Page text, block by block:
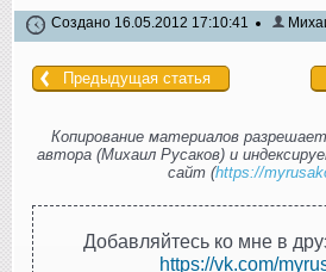
Создано 16.05.2012 17:10:41
Предыдущая статья
Копирование материалов
автора (Михаил Русаков) и
сайт (https://
Добавляйтесь ко мне в
https://vk.com/